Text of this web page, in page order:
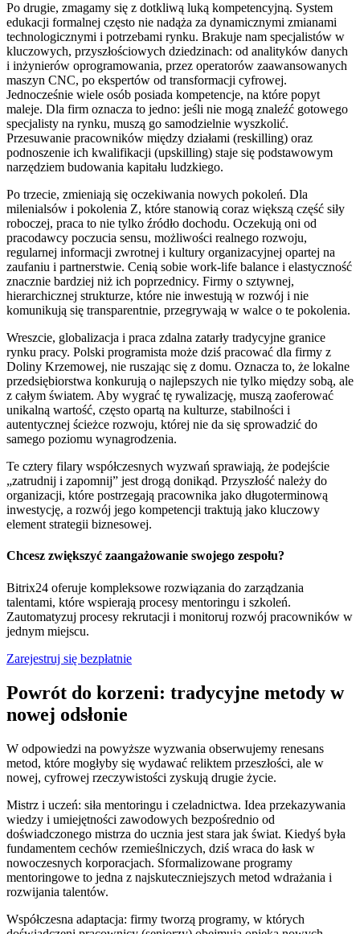
Po drugie, zmagamy się z dotkliwą luką kompetencyjną. System
edukacji formalnej często nie nadąża za dynamicznymi zmianami
technologicznymi i potrzebami rynku. Brakuje nam specjalistów w
kluczowych, przyszłościowych dziedzinach: od analityków danych
i inżynierów oprogramowania, przez operatorów zaawansowanych
maszyn CNC, po ekspertów od transformacji cyfrowej.
Jednocześnie wiele osób posiada kompetencje, na które popyt
maleje. Dla firm oznacza to jedno: jeśli nie mogą znaleźć gotowego
specjalisty na rynku, muszą go samodzielnie wyszkolić.
Przesuwanie pracowników między działami (reskilling) oraz
podnoszenie ich kwalifikacji (upskilling) staje się podstawowym
narzędziem budowania kapitału ludzkiego.
Po trzecie, zmieniają się oczekiwania nowych pokoleń. Dla
milenialsów i pokolenia Z, które stanowią coraz większą część siły
roboczej, praca to nie tylko źródło dochodu. Oczekują oni od
pracodawcy poczucia sensu, możliwości realnego rozwoju,
regularnej informacji zwrotnej i kultury organizacyjnej opartej na
zaufaniu i partnerstwie. Cenią sobie work-life balance i elastyczność
znacznie bardziej niż ich poprzednicy. Firmy o sztywnej,
hierarchicznej strukturze, które nie inwestują w rozwój i nie
komunikują się transparentnie, przegrywają w walce o te pokolenia.
Wreszcie, globalizacja i praca zdalna zatarły tradycyjne granice
rynku pracy. Polski programista może dziś pracować dla firmy z
Doliny Krzemowej, nie ruszając się z domu. Oznacza to, że lokalne
przedsiębiorstwa konkurują o najlepszych nie tylko między sobą, ale
z całym światem. Aby wygrać tę rywalizację, muszą zaoferować
unikalną wartość, często opartą na kulturze, stabilności i
autentycznej ścieżce rozwoju, której nie da się sprowadzić do
samego poziomu wynagrodzenia.
Te cztery filary współczesnych wyzwań sprawiają, że podejście
„zatrudnij i zapomnij” jest drogą donikąd. Przyszłość należy do
organizacji, które postrzegają pracownika jako długoterminową
inwestycję, a rozwój jego kompetencji traktują jako kluczowy
element strategii biznesowej.
Chcesz zwiększyć zaangażowanie swojego zespołu?
Bitrix24 oferuje kompleksowe rozwiązania do zarządzania
talentami, które wspierają procesy mentoringu i szkoleń.
Zautomatyzuj procesy rekrutacji i monitoruj rozwój pracowników w
jednym miejscu.
Zarejestruj się bezpłatnie
Powrót do korzeni: tradycyjne metody w
nowej odsłonie
W odpowiedzi na powyższe wyzwania obserwujemy renesans
metod, które mogłyby się wydawać reliktem przeszłości, ale w
nowej, cyfrowej rzeczywistości zyskują drugie życie.
Mistrz i uczeń: siła mentoringu i czeladnictwa. Idea przekazywania
wiedzy i umiejętności zawodowych bezpośrednio od
doświadczonego mistrza do ucznia jest stara jak świat. Kiedyś była
fundamentem cechów rzemieślniczych, dziś wraca do łask w
nowoczesnych korporacjach. Sformalizowane programy
mentoringowe to jedna z najskuteczniejszych metod wdrażania i
rozwijania talentów.
Współczesna adaptacja: firmy tworzą programy, w których